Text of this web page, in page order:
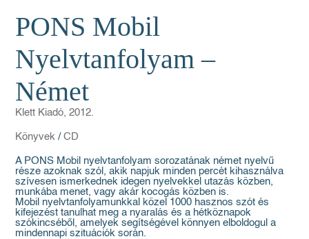
PONS Mobil
Nyelvtanfolyam –
Német
Klett Kiadó, 2012.
Könyvek / CD
A PONS Mobil nyelvtanfolyam sorozatának német nyelvű
része azoknak szól, akik napjuk minden percét kihasználva
szívesen ismerkednek idegen nyelvekkel utazás közben,
munkába menet, vagy akár kocogás közben is.
Mobil nyelvtanfolyamunkkal közel 1000 hasznos szót és
kifejezést tanulhat meg a nyaralás és a hétköznapok
szókincséből, amelyek segítségével könnyen elboldogul a
mindennapi szituációk során.